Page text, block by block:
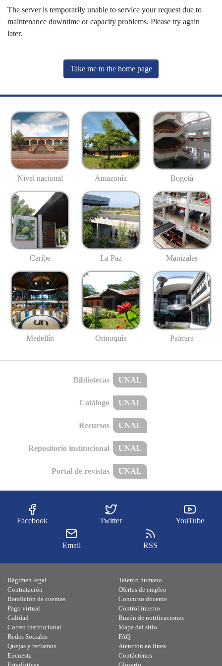
The server is temporarily unable to service your request due to
maintenance downtime or capacity problems. Please try again
later.
Take me to the home page
Nivel nacional Amazonía Bogotá
Caribe La Paz Manizales
Medellín Orinoquía Palmira
Bibliotecas UNAL
Catálogo UNAL
Recursos UNAL
Repositorio institucional UNAL
Portal de revistas UNAL
Facebook Twitter YouTube
Email RSS
Régimen legal
Contratación
Rendición de cuentas
Pago virtual
Calidad
Talento humano
Ofertas de empleo
Concurso docente
Control interno
Buzón de notificaciones
Correo institucional
Redes Sociales
Quejas y reclamos
Encuesta
Mapa del sitio
FAQ
Atención en línea
Contáctenos